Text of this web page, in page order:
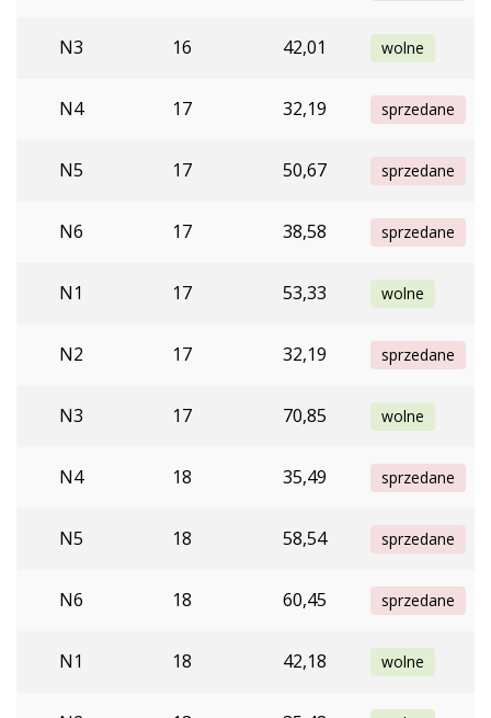
N3 16 42,01 wolne
N4 17 32,19 sprzedane
N5 17 50,67 sprzedane
N6 17 38,58 sprzedane
N1 17 53,33 wolne
N2 17 32,19 sprzedane
N3 17 70,85 wolne
N4 18 35,49 sprzedane
N5 18 58,54 sprzedane
N6 18 60,45 sprzedane
N1 18 42,18 wolne